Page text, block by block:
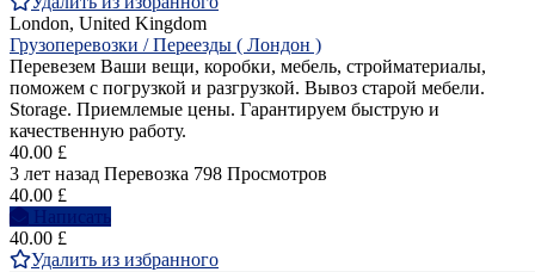
London, United Kingdom
Грузоперевозки / Переезды ( Лондон )
Перевезем Ваши вещи, коробки, мебель, стройматериалы,
поможем с погрузкой и разгрузкой. Вывоз старой мебели.
Storage. Приемлемые цены. Гарантируем быструю и
качественную работу.
40.00 £
3 лет назад Перевозка 798 Просмотров
40.00 £
Написать
40.00 £
Удалить из избранного